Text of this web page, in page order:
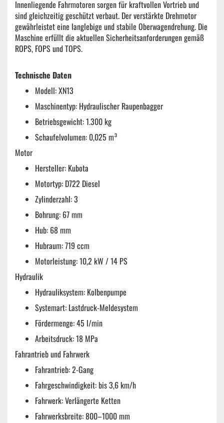
Innenliegende Fahrmotoren sorgen für kraftvollen Vortrieb und
sind gleichzeitig geschützt verbaut. Der verstärkte Drehmotor
gewährleistet eine langlebige und stabile Oberwagendrehung. Die
Maschine erfüllt die aktuellen Sicherheitsanforderungen gemäß
ROPS, FOPS und TOPS.
Technische Daten
Modell: XN13
Maschinentyp: Hydraulischer Raupenbagger
Betriebsgewicht: 1.300 kg
Schaufelvolumen: 0,025 m³
Motor
Hersteller: Kubota
Motortyp: D722 Diesel
Zylinderzahl: 3
Bohrung: 67 mm
Hub: 68 mm
Hubraum: 719 ccm
Motorleistung: 10,2 kW / 14 PS
Hydraulik
Hydrauliksystem: Kolbenpumpe
Systemart: Lastdruck-Meldesystem
Fördermenge: 45 l/min
Arbeitsdruck: 18 MPa
Fahrantrieb und Fahrwerk
Fahrantrieb: 2-Gang
Fahrgeschwindigkeit: bis 3,6 km/h
Fahrwerk: Verlängerte Ketten
Fahrwerksbreite:800–1000mm